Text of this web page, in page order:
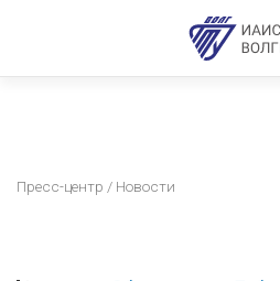
Пресс-центр / Новости